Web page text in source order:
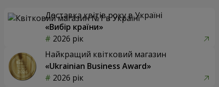
Доставка квітів року в Україні
«Вибір країни»
2026 рік
Найкращий квітковий магазин
«Ukrainian Business Award»
2026 рік